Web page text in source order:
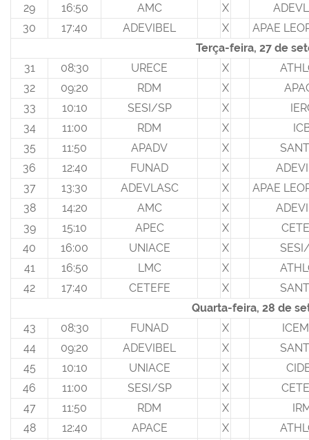
29
16:50 AMC X
30
17:40 ADEVIBEL X
APAE
Terça-feira, 27 de
31
08:30 URECE X
32
09:20 RDM X
33
10:10 SESI/SP X
34
11:00 RDM X
35
11:50 APADV X
36
12:40 FUNAD X
37
13:30 ADEVLASC X
APAE
38
14:20 AMC X
39
15:10 APEC X
40
16:00 UNIACE X
41
16:50 LMC X
42
17:40 CETEFE X
Quarta-feira, 28 de
43
08:30 FUNAD X
44
09:20 ADEVIBEL X
45
10:10 UNIACE X
46
11:00 SESI/SP X
47
11:50 RDM X
48
12:40 APACE X